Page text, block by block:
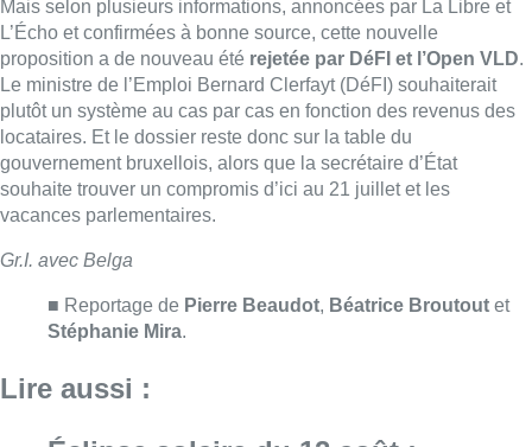
Stéphanie Mira.
Lire aussi :
Éclipse solaire du 12 août :
comment reconnaître des vraies
lunettes de protection?